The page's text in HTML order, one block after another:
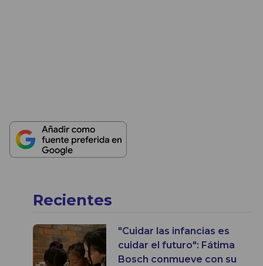
Recientes
"Cuidar las infancias es
cuidar el futuro": Fátima
Bosch conmueve con su